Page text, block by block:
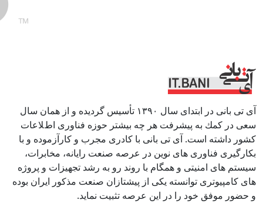
آی تی بانی در ابتداى سال ١٣٩٠ تأسيس گرديده و از همان سال
سعى در كمك به پيشرفت هر چه بيشتر حوزه فناورى اطﻼعات
كشور داشته است. آی تی بانی با كادرى مجرب و كارآزموده و با
بكارگيرى فناوری هاى نوين در عرصه صنعت رايانه، مخابرات،
سيستم هاى امنيتى و همگام با روند رو به رشد تجهيزات و پروژه
هاى كامپيوترى توانسته يكى از پيشتازان صنعت مذكور ايران بوده
و حضور موفق خود را در اين عرصه تثبيت نمايد.